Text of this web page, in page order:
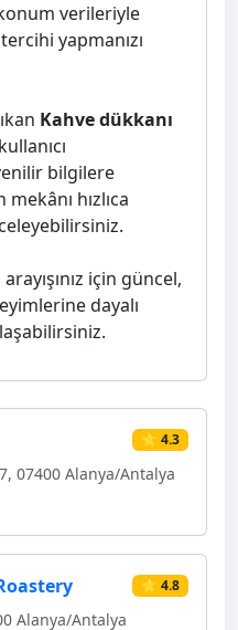
verileriyle
yapmanızı
Kahve dükkanı
bilgilere
hızlıca
arayışınız için güncel,
dayalı
⭐ 4.3
07400 Alanya/Antalya
⭐ 4.8
Alanya/Antalya